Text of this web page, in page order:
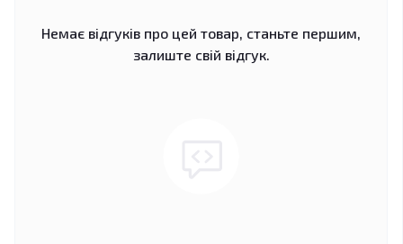
Немає відгуків про цей товар, станьте першим,
залиште свій відгук.